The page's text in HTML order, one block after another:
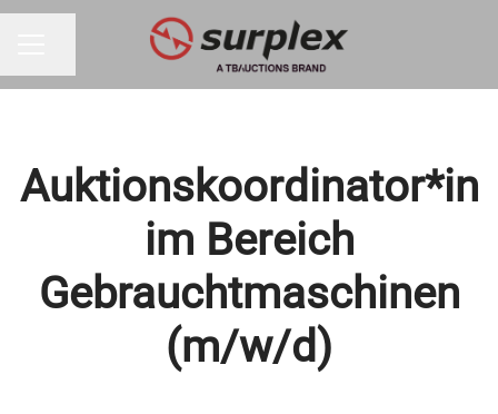
Auktionskoordinator*in
im Bereich
Gebrauchtmaschinen
(m/w/d)